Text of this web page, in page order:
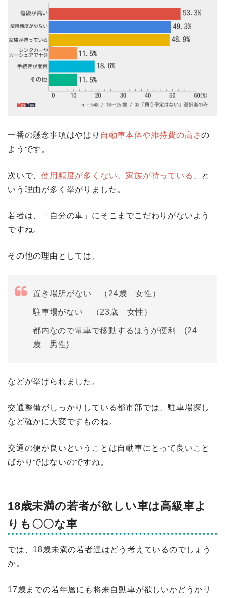
一番の懸念事項はやはり 自動車本体や維持費の高さの
ようです。
次いで、使用頻度が多くない 、家族が持っている
、と
いう理由が多く挙がりました。
若者は、「自分の車」にそこまでこだわりがないよう
ですね。
その他の理由としては、
置き場所がない （24歳 女性）
駐車場がない （23歳 女性）
都内なので電車で移動するほうが便利 (24
歳 男性)
などが挙げられました。
交通整備がしっかりしている都市部では、駐車場探し
など確かに大変ですものね。
交通の便が良いということは自動車にとって良いこと
ばかりではないのですね。
18歳未満の若者が欲しい車は高級車よ
りも〇〇な車
では、18歳未満の若者達はどう考えているのでしょう
か。
17歳までの若年層にも将来自動車が欲しいかどうかリ